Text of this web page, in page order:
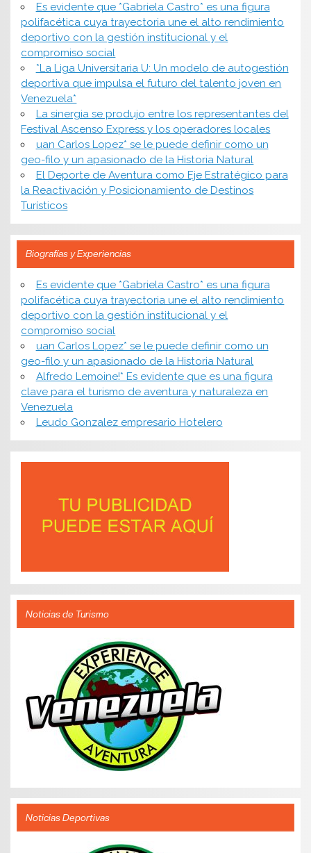
Es evidente que *Gabriela Castro* es una figura
polifacética cuya trayectoria une el alto rendimiento
deportivo con la gestión institucional y el
compromiso social
*​La Liga Universitaria U: Un modelo de autogestión
deportiva que impulsa el futuro del talento joven en
Venezuela*
La sinergia se produjo entre los representantes del
Festival Ascenso Express y los operadores locales
uan Carlos Lopez* se le puede definir como un
geo-filo y un apasionado de la Historia Natural
El Deporte de Aventura como Eje Estratégico para
la Reactivación y Posicionamiento de Destinos
Turísticos
Biografías y Experiencias
Es evidente que *Gabriela Castro* es una figura
polifacética cuya trayectoria une el alto rendimiento
deportivo con la gestión institucional y el
compromiso social
uan Carlos Lopez* se le puede definir como un
geo-filo y un apasionado de la Historia Natural
Alfredo Lemoine!* Es evidente que es una figura
clave para el turismo de aventura y naturaleza en
Venezuela
Leudo Gonzalez empresario Hotelero
Noticias de Turismo
Noticias Deportivas